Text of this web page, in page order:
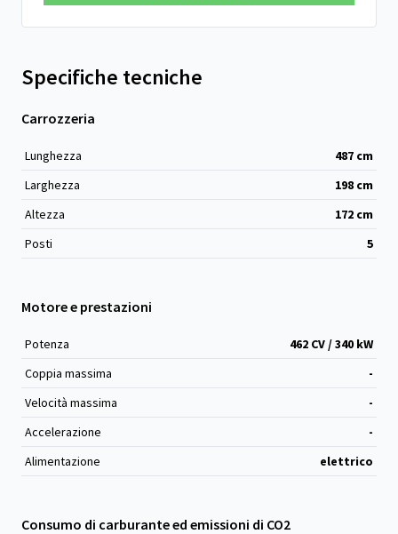
Specifiche tecniche
Carrozzeria
Lunghezza 487 cm
Larghezza
198 cm
Altezza
172 cm
Posti
5
Motore e prestazioni
Potenza
462 CV / 340 kW
Coppia massima
-
Velocità massima
-
Accelerazione
-
Alimentazione
elettrico
Consumo di carburante ed emissioni di CO2